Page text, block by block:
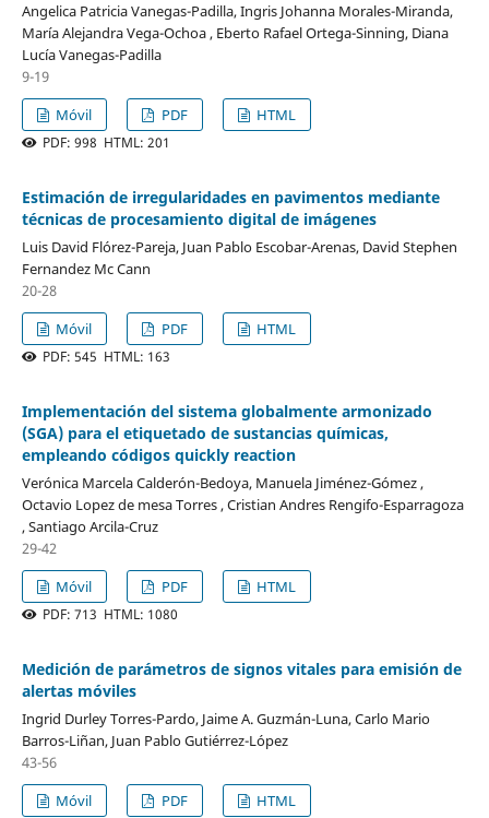
Angelica Patricia Vanegas-Padilla, Ingris Johanna Morales-Miranda,
María Alejandra Vega-Ochoa , Eberto Rafael Ortega-Sinning, Diana
Lucía Vanegas-Padilla
9-19
Móvil
PDF HTML
PDF: 998 HTML: 201
Estimación de irregularidades en pavimentos mediante
técnicas de procesamiento digital de imágenes
Luis David Flórez-Pareja, Juan Pablo Escobar-Arenas, David Stephen
Fernandez Mc Cann
20-28
Móvil
PDF HTML
PDF: 545 HTML: 163
Implementación del sistema globalmente armonizado
(SGA) para el etiquetado de sustancias químicas,
empleando códigos quickly reaction
Verónica Marcela Calderón-Bedoya, Manuela Jiménez-Gómez ,
Octavio Lopez de mesa Torres , Cristian Andres Rengifo-Esparragoza
, Santiago Arcila-Cruz
29-42
Móvil
PDF HTML
PDF: 713 HTML: 1080
Medición de parámetros de signos vitales para emisión de
alertas móviles
Ingrid Durley Torres-Pardo, Jaime A. Guzmán-Luna, Carlo Mario
Barros-Liñan, Juan Pablo Gutiérrez-López
43-56
Móvil
PDF HTML